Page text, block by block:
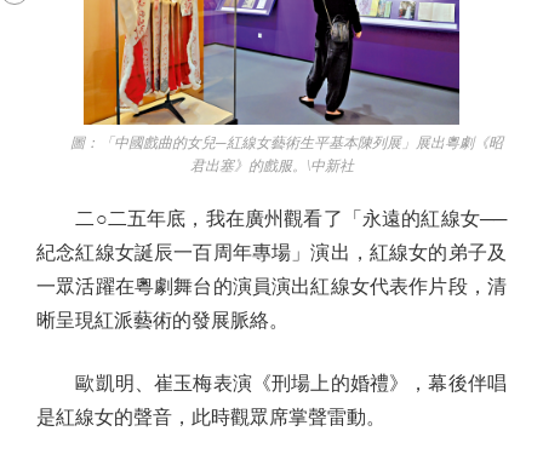
圖：「中國戲曲的女兒─紅線女藝術生平基本陳列展」展出粵劇《昭
君出塞》的戲服。\中新社
二○二五年底，我在廣州觀看了「永遠的紅線女──
紀念紅線女誕辰一百周年專場」演出，紅線女的弟子及
一眾活躍在粵劇舞台的演員演出紅線女代表作片段，清
晰呈現紅派藝術的發展脈絡。
歐凱明、崔玉梅表演《刑場上的婚禮》，幕後伴唱
是紅線女的聲音，此時觀眾席掌聲雷動。